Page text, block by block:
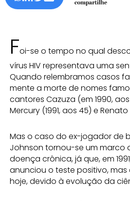
Foi-se o tempo no qual
vírus HIV representava uma
Quando relembramos casos
mente a morte de nomes
cantores Cazuza (em 1990,
Mercury (1991, aos 45) e
Mas o caso do ex-jogador de
Johnson tornou-se um marco
doença crônica, já que, em
anunciou o teste positivo,
hoje, devido à evolução da